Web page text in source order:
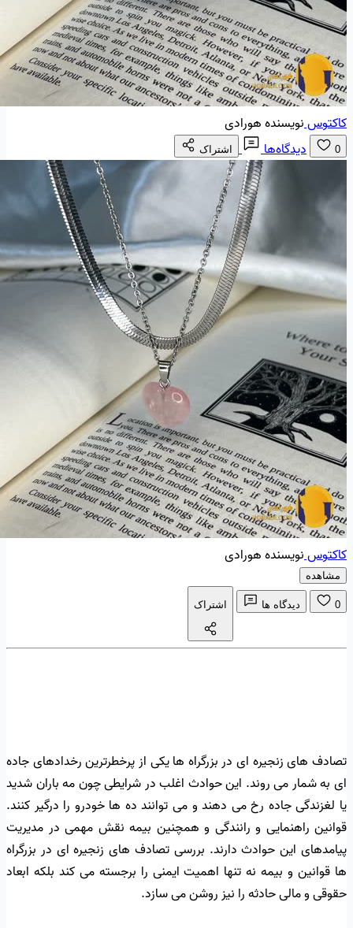
کاکتوسنویسنده هورادی
0 دیدگاه‌ها اشتراک
کاکتوسنویسنده هورادی
مشاهده
0 دیدگاه ها اشتراک
تصادف های زنجیره ای در بزرگراه ها یکی از پرخطرترین رخدادهای جاده
ای به شمار می روند. این حوادث اغلب در شرایطی چون مه باران شدید
یا لغزندگی جاده رخ می دهند و می توانند ده ها خودرو را درگیر کنند.
قوانین راهنمایی و رانندگی و همچنین بیمه نقش مهمی در مدیریت
پیامدهای این حوادث دارند. بررسی تصادف های زنجیره ای در بزرگراه
ها قوانین و بیمه نه تنها اهمیت ایمنی را برجسته می کند بلکه ابعاد
حقوقی و مالی حادثه را نیز روشن می سازد.